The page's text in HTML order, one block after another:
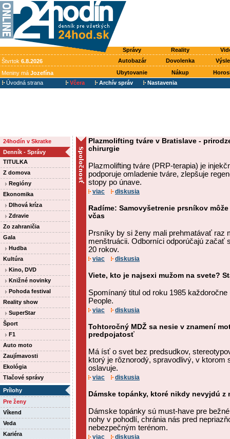
Správy Reality
Štvrtok 6.8.2026 Autobazár Dovolenka
Meniny má Jozefína Ubytovanie Nákup
Úvodná strana
Včera Archív správ Nastavenia
24hodín v Skratke
Denník - Správy
TITULKA
Z domova
Regióny
Ekonomika
Dlhová kríza
Zdravie
Zo zahraničia
Gala
Hudba
Kultúra
Kino, DVD
Knižné novinky
Pohoda festival
Reality show
SuperStar
Šport
F1
Auto moto
Zaujímavosti
Ekológia
Tlačové správy
Prílohy
Pre ženy
Víkend
Veda
Kariéra
Plazmolifting tváre v Bratislave -
chirurgie
Plazmolifting tváre (PRP-terapia) je
podporuje omladenie tváre, zlepšuje
stopy po únave.
viac diskusia
Radíme: Samovyšetrenie prsníkov
včas
Prsníky by si ženy mali prehmatávať raz
menštruácii. Odborníci odporúčajú začať
20 rokov.
viac diskusia
Viete, kto je najsexi mužom na svete?
Spomínaný titul od roku 1985
People.
viac diskusia
Tohtoročný MDŽ sa nesie v znamení
predpojatosť
Má ísť o svet bez predsudkov,
ktorý je rôznorodý, spravodlivý, v ktorom
oslavuje.
viac diskusia
Dámske topánky, ktoré nikdy nevyjdú z
Dámske topánky sú must-have pre
nohy v pohodlí, chránia nás pred
nebezpečným terénom.
viac diskusia